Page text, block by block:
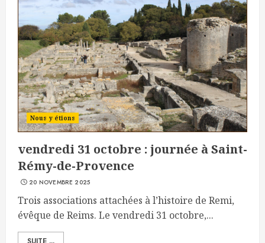
Nous y étions
vendredi 31 octobre : journée à Saint-
Rémy-de-Provence
20 NOVEMBRE 2025
Trois associations attachées à l’histoire de Remi,
évêque de Reims. Le vendredi 31 octobre,...